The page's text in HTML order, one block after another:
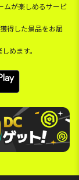
ムが楽しめるサービ
得した景品をお届
めます。